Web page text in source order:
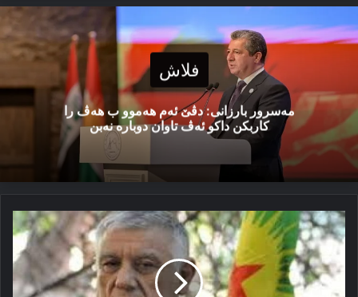
فلاش
مەسرور بارزانی: دڤێ ئەم هەموو ب هەڤ را
کاربکن داکو ئەڤ تاوان دوبارە نەبن
قەندیل
ب
یا
ئوجەلان
ناكە